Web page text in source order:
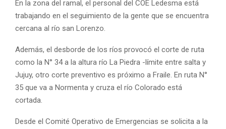
En la zona del ramal, el personal del COE Ledesma está
trabajando en el seguimiento de la gente que se encuentra
cercana al río san Lorenzo.
Además, el desborde de los ríos provocó el corte de ruta
como la N° 34 a la altura río La Piedra -límite entre salta y
Jujuy, otro corte preventivo es próximo a Fraile. En ruta N°
35 que va a Normenta y cruza el río Colorado está
cortada.
Desde el Comité Operativo de Emergencias se solicita a la